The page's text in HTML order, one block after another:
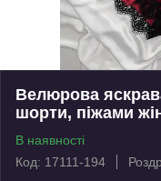
Велюрова
шорти, піжами
В наявності
Код: 17111-194